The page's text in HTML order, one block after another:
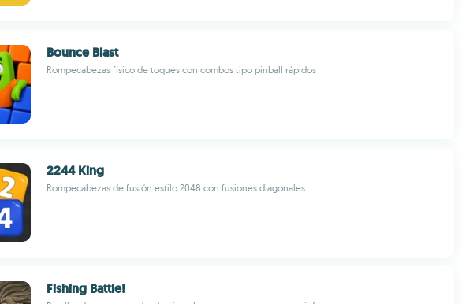
Bounce Blast
Rompecabezas físico de toques con combos tipo pinball rápidos
2244 King
Rompecabezas de fusión estilo 2048 con fusiones diagonales
Fishing Battle!